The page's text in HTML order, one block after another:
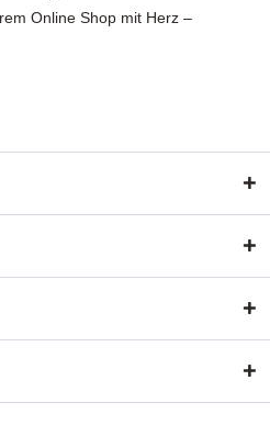
Online Shop mit Herz –